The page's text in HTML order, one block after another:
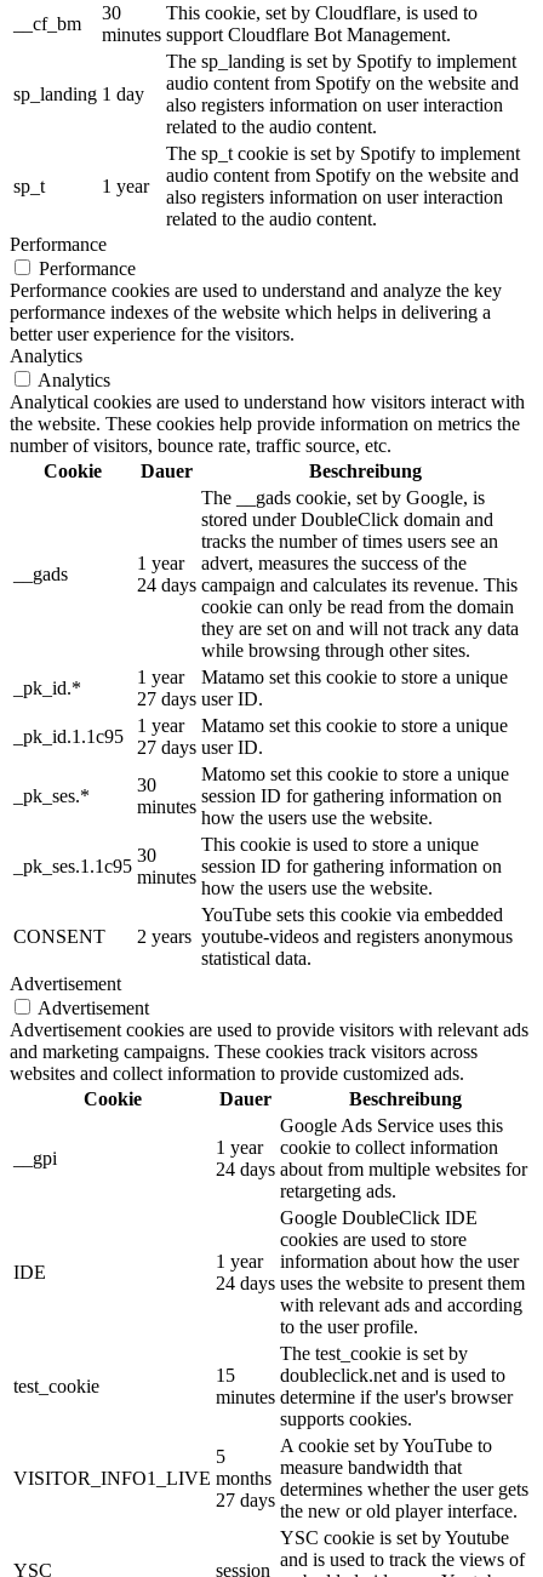
__cf_bm
30
minutes
This cookie, set by Cloudflare, is used to
support Cloudflare Bot Management.
sp_landing 1 day
The sp_landing is set by Spotify to implement
audio content from Spotify on the website and
also registers information on user interaction
related to the audio content.
sp_t 1 year
The sp_t cookie is set by Spotify to implement
audio content from Spotify on the website and
also registers information on user interaction
related to the audio content.
Performance
Performance
Performance cookies are used to understand and analyze the key
performance indexes of the website which helps in delivering a
better user experience for the visitors.
Analytics
Analytics
Analytical cookies are used to understand how visitors interact with
the website. These cookies help provide information on metrics the
number of visitors, bounce rate, traffic source, etc.
Cookie
Dauer Beschreibung
__gads
1 year
24 days
The __gads cookie, set by Google, is
stored under DoubleClick domain and
tracks the number of times users see an
advert, measures the success of the
campaign and calculates its revenue. This
cookie can only be read from the domain
they are set on and will not track any data
while browsing through other sites.
_pk_id.*
1 year
27 days
Matamo set this cookie to store a unique
user ID.
_pk_id.1.1c95
1 year
27 days
Matamo set this cookie to store a unique
user ID.
_pk_ses.*
30
minutes
Matomo set this cookie to store a unique
session ID for gathering information on
how the users use the website.
_pk_ses.1.1c95
30
minutes
This cookie is used to store a unique
session ID for gathering information on
how the users use the website.
CONSENT 2 years
YouTube sets this cookie via embedded
youtube-videos and registers anonymous
statistical data.
Advertisement
Advertisement
Advertisement cookies are used to provide visitors with relevant ads
and marketing campaigns. These cookies track visitors across
websites and collect information to provide customized ads.
Cookie
Dauer Beschreibung
__gpi
1 year
24 days
Google Ads Service uses this
cookie to collect information
about from multiple websites for
retargeting ads.
IDE
1 year
24 days
Google DoubleClick IDE
cookies are used to store
information about how the user
uses the website to present them
with relevant ads and according
to the user profile.
test_cookie
15
minutes
The test_cookie is set by
doubleclick.net and is used to
determine if the user's browser
supports cookies.
VISITOR_INFO1_LIVE
5
months
27 days
A cookie set by YouTube to
measure bandwidth that
determines whether the user gets
the new or old player interface.
YSC session
YSC cookie is set by Youtube
and is used to track the views of